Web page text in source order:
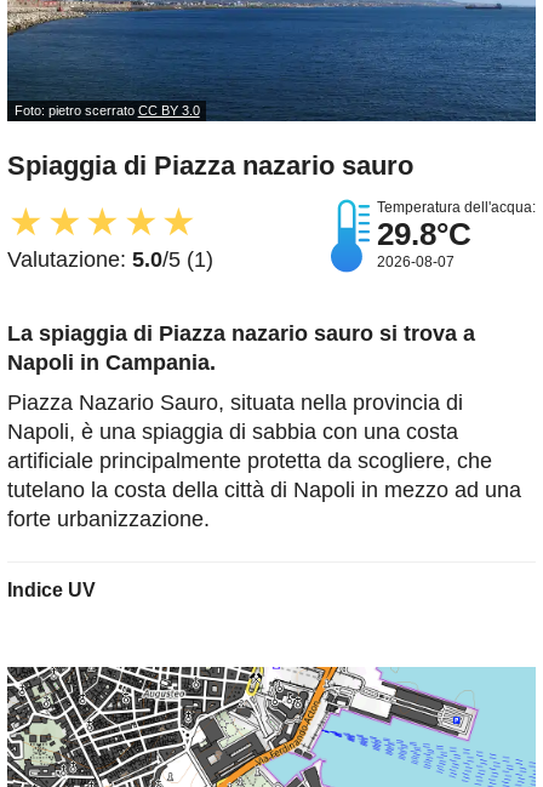
Foto: pietro scerrato CC BY 3.0
Spiaggia di Piazza nazario sauro
★ ★★ ★★
Valutazione: 5.0/5 (1)
Temperatura dell'acqua:
29.8°C
2026-08-07
La spiaggia di Piazza nazario sauro si trova a
Napoli in Campania.
Piazza Nazario Sauro, situata nella provincia di
Napoli, è una spiaggia di sabbia con una costa
artificiale principalmente protetta da scogliere, che
tutelano la costa della città di Napoli in mezzo ad una
forte urbanizzazione.
Indice UV